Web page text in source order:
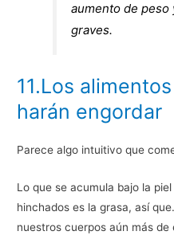
aumento de peso
graves.
11.Los
harán engordar
Parece algo intuitivo que
Lo que se acumula bajo la
hinchados es la grasa, así
nuestros cuerpos aún más de